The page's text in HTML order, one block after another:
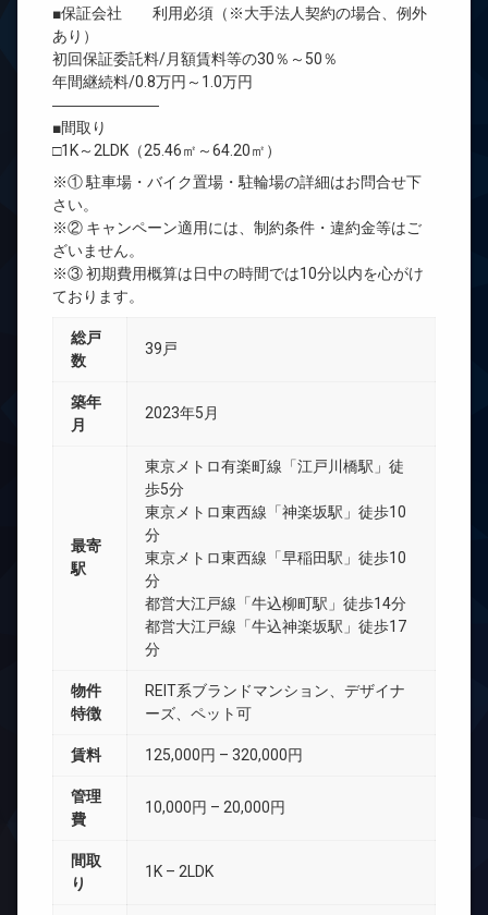
■保証会社 利用必須（※大手法人契約の場合、例外
あり）
初回保証委託料/月額賃料等の30％～50％
年間継続料/0.8万円～1.0万円
―――――――
■間取り
□1K～2LDK（25.46㎡～64.20㎡）
※① 駐車場・バイク置場・駐輪場の詳細はお問合せ下
さい。
※② キャンペーン適用には、制約条件・違約金等はご
ざいません。
※③ 初期費用概算は日中の時間では10分以内を心がけ
ております。
総戸
数
39戸
築年
月
2023年5月
最寄
駅
東京メトロ有楽町線「江戸川橋駅」徒
歩5分
東京メトロ東西線「神楽坂駅」徒歩10
分
東京メトロ東西線「早稲田駅」徒歩10
分
都営大江戸線「牛込柳町駅」徒歩14分
都営大江戸線「牛込神楽坂駅」徒歩17
分
物件
特徴
REIT系ブランドマンション、デザイナ
ーズ、ペット可
賃料 125,000円 – 320,000円
管理
費
10,000円 – 20,000円
間取
り
1K – 2LDK